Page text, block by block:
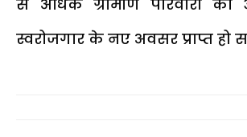
से अधिक ग्रामीण परिवारों
स्वरोजगार के नए अवसर प्राप्त हो